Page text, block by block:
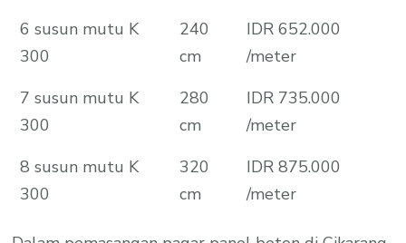
6 susun mutu K
300
240
cm
IDR 652.000
/meter
7 susun mutu K
300
280
cm
IDR 735.000
/meter
8 susun mutu K
300
320
cm
IDR 875.000
/meter